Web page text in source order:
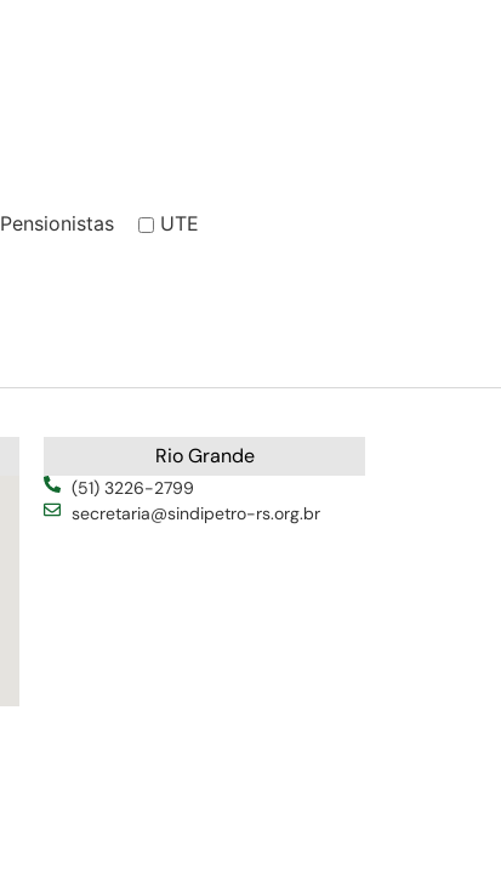
Pensionistas
UTE
Rio Grande
(51) 3226-2799
secretaria@sindipetro-rs.org.br